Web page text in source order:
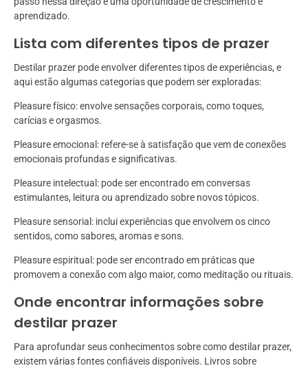
aprendizado.
Lista com diferentes tipos de prazer
Destilar prazer pode envolver diferentes tipos de experiências, e
aqui estão algumas categorias que podem ser exploradas:
Pleasure físico: envolve sensações corporais, como toques,
carícias e orgasmos.
Pleasure emocional: refere-se à satisfação que vem de conexões
emocionais profundas e significativas.
Pleasure intelectual: pode ser encontrado em conversas
estimulantes, leitura ou aprendizado sobre novos tópicos.
Pleasure sensorial: inclui experiências que envolvem os cinco
sentidos, como sabores, aromas e sons.
Pleasure espiritual: pode ser encontrado em práticas que
promovem a conexão com algo maior, como meditação ou rituais.
Onde encontrar informações sobre
destilar prazer
Para aprofundar seus conhecimentos sobre como destilar prazer,
existem várias fontes confiáveis disponíveis. Livros sobre